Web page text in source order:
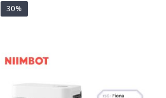
30%